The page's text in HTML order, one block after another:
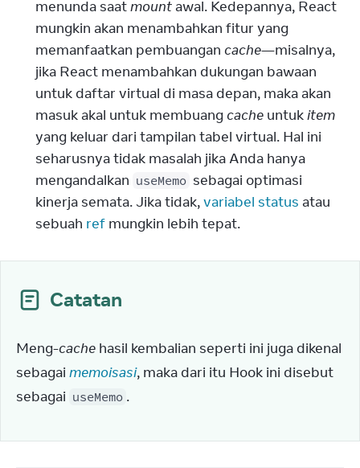
menunda saatmount awal. Kedepannya, React
mungkin akan menambahkan fitur yang
memanfaatkan pembuangan cache—misalnya,
jika React menambahkan dukungan bawaan
untuk daftar virtual di masa depan, maka akan
masuk akal untuk membuang cache untukitem
yang keluar dari tampilan tabel virtual. Hal ini
seharusnya tidak masalah jika Anda hanya
mengandalkan useMemo sebagai optimasi
kinerja semata. Jika tidak,variabel status atau
sebuah ref mungkin lebih tepat.
Catatan
Meng-cache hasil kembalian seperti ini juga dikenal
sebagai memoisasi, maka dari itu Hook ini disebut
sebagai useMemo .